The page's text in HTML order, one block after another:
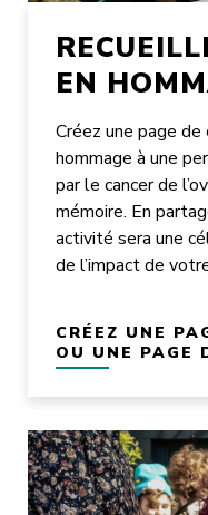
EN
Créez une page
hommage à une
par le cancer de
mémoire. En
activité sera une
de l’impact de
CRÉEZ UNE
OU UNE PAGE